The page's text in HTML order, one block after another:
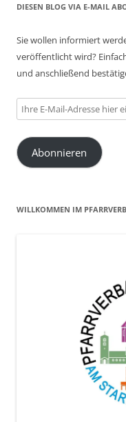
DIESEN BLOG VIA E-MAIL
Sie wollen informiert
veröffentlicht wird?
und anschließend
Ihre
E-
Mail-
Adresse
hier
Abonnieren
WILLKOMMEN IM